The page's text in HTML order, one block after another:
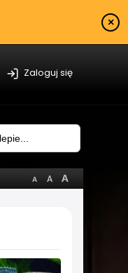
×
Zaloguj się